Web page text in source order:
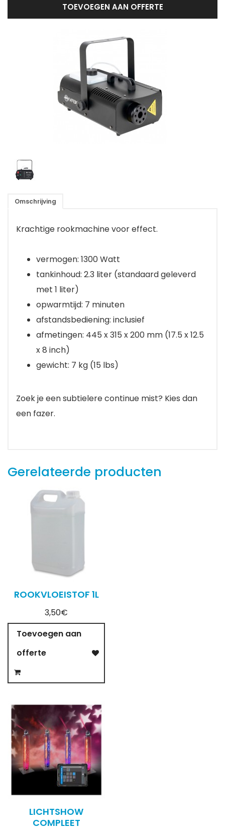
Omschrijving
Krachtige rookmachine voor effect.
vermogen: 1300 Watt
tankinhoud: 2.3 liter (standaard geleverd
met 1 liter)
opwarmtijd: 7 minuten
afstandsbediening: inclusief
afmetingen: 445 x 315 x 200 mm (17.5 x 12.5
x 8 inch)
gewicht: 7 kg (15 lbs)
Zoek je een subtielere continue mist? Kies dan
een fazer.
TOEVOEGEN AAN OFFERTE
Gerelateerde producten
ROOKVLOEISTOF 1L
3,50€
Toevoegen aan
offerte
LICHTSHOW
COMPLEET